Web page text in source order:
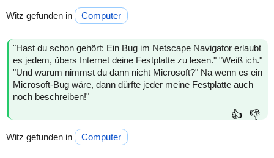
Witz gefunden in Computer
"Hast du schon gehört: Ein Bug im Netscape Navigator erlaubt
es jedem, übers Internet deine Festplatte zu lesen." "Weiß ich."
"Und warum nimmst du dann nicht Microsoft?" Na wenn es ein
Microsoft-Bug wäre, dann dürfte jeder meine Festplatte auch
noch beschreiben!"
👍 👎
Witz gefunden in Computer